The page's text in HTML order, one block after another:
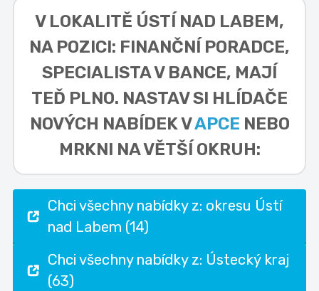
V LOKALITĚ ÚSTÍ NAD LABEM,
NA POZICI: FINANČNÍ PORADCE,
SPECIALISTA V BANCE, MAJÍ
TEĎ PLNO. NASTAV SI HLÍDAČE
NOVÝCH NABÍDEK VAPCE NEBO
MRKNI NA VĚTŠÍ OKRUH:
Chci všechny nabídky z: okresu Ústí
nad Labem (14)
Chci všechny nabídky z: Ústecký kraj
(63)